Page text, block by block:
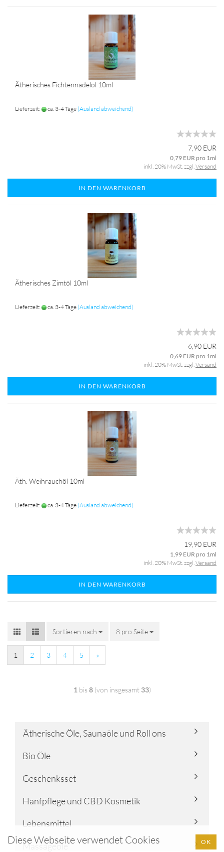
Diese Webseite verwendet Cookies OK
Ätherisches Fichtennadelöl 10ml
Lieferzeit: ca. 3-4 Tage (Ausland abweichend)
7,90 EUR
0,79 EUR pro 1ml
inkl. 20% MwSt. zzgl.Versand
IN DEN WARENKORB
Ätherisches Zimtöl 10ml
Lieferzeit: ca. 3-4 Tage (Ausland abweichend)
6,90 EUR
0,69 EUR pro 1ml
inkl. 20% MwSt. zzgl.Versand
IN DEN WARENKORB
Äth. Weihrauchöl 10ml
Lieferzeit: ca. 3-4 Tage (Ausland abweichend)
19,90 EUR
1,99 EUR pro 1ml
inkl. 20% MwSt. zzgl.Versand
IN DEN WARENKORB
Sortieren nach 8 pro Seite
1 2 3 4 5 »
1 bis 8(von insgesamt 33)
Ätherische Öle, Saunaöle und Roll ons
Bio Öle
Geschenksset
Hanfpflege und CBD Kosmetik
Lebensmittel
Massageöle